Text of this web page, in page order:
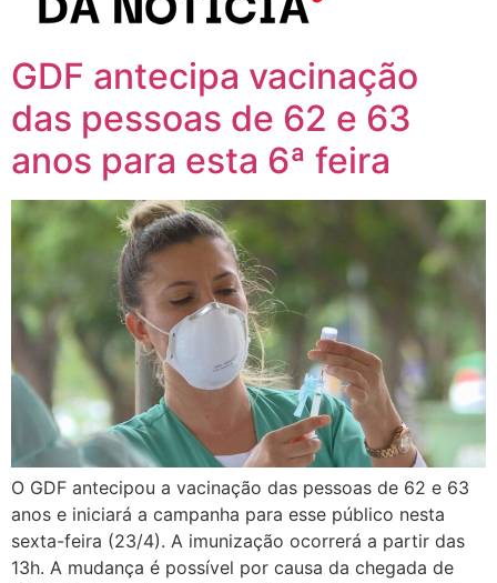
GDF antecipa vacinação
das pessoas de 62 e 63
anos para esta 6ª feira
O GDF antecipou a vacinação das pessoas de 62 e 63
anos e iniciará a campanha para esse público nesta
sexta-feira (23/4). A imunização ocorrerá a partir das
13h. A mudança é possível por causa da chegada de